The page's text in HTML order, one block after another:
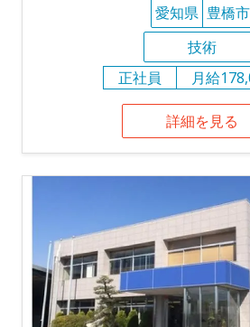
愛知県 豊橋市
技術
正社員
月給
詳細を見る